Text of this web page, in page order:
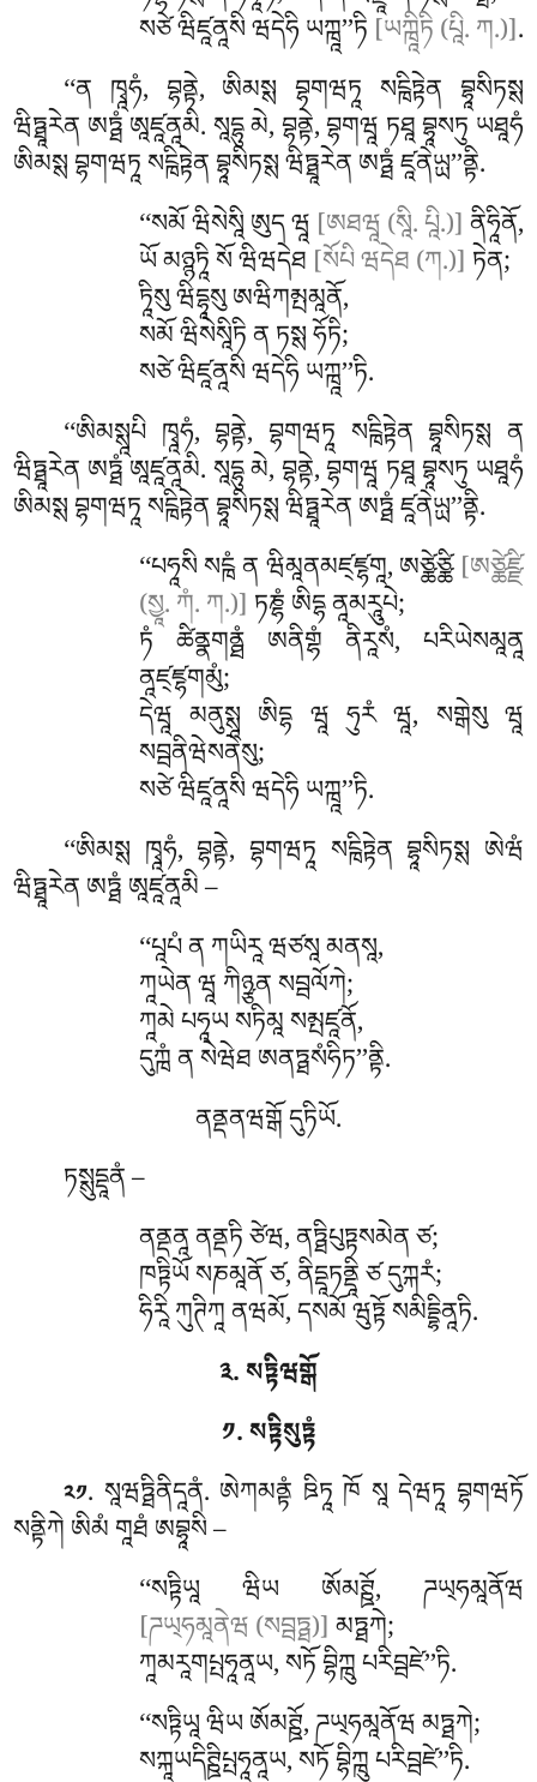
སཙེ ཝིཛཱནཱསི ཝདེཧི ཡཀྑཱ’’ཏི[ཡཀྑཱིཏི (པཱི. ཀ.)].
‘‘ན ཁྭཱཧཾ, བྷནྟེ, ཨིམསྶ བྷགཝཏཱ སངྑིཏྟེན བྷཱསིཏསྶ
ཝིཏྠཱརེན ཨཏྠཾ ཨཱཛཱནཱམི. སཱདྷུ མེ, བྷནྟེ, བྷགཝཱ ཏཐཱ བྷཱསཏུ ཡཐཱཧཾ
ཨིམསྶ བྷགཝཏཱ སངྑིཏྟེན བྷཱསིཏསྶ ཝིཏྠཱརེན ཨཏྠཾ ཛཱནེཡྻ’’ནྟི.
‘‘སམོཝིསེསཱི ཨུད ཝཱ[ཨཐཝཱ (སཱི. པཱི.)]ནིཧཱིནོ,
ཡོ མཉྙཏཱི སོ ཝིཝདེཐ[སོཔི ཝདེཐ (ཀ.)]ཏེན;
ཏཱིསུཝིདྷཱསུ ཨཝིཀམྤམཱནོ,
སམོ ཝིསེསཱིཏི ན ཏསྶ ཧོཏི;
སཙེ ཝིཛཱནཱསི ཝདེཧི ཡཀྑཱ’’ཏི.
‘‘ཨིམསྶཱཔི ཁྭཱཧཾ, བྷནྟེ, བྷགཝཏཱ སངྑིཏྟེན བྷཱསིཏསྶ ན
ཝིཏྠཱརེན ཨཏྠཾ ཨཱཛཱནཱམི. སཱདྷུ མེ, བྷནྟེ, བྷགཝཱ ཏཐཱ བྷཱསཏུ ཡཐཱཧཾ
ཨིམསྶ བྷགཝཏཱ སངྑིཏྟེན བྷཱསིཏསྶ ཝིཏྠཱརེན ཨཏྠཾ ཛཱནེཡྻ’’ནྟི.
‘‘པཧཱསི སངྑཾ ན ཝིམཱནམཛ྄ཛྷགཱ, ཨཙྪེཙྪི[ཨཙྪེཛྫི
(སྱཱ. ཀཾ. ཀ.)]ཏཎྷཾ ཨིདྷ ནཱམརཱུཔེ;
ཏཾ ཚིནྣགནྠཾ ཨནིགྷཾ ནིརཱསཾ, པརིཡེསམཱནཱ
ནཱཛ྄ཛྷགམུཾ;
དེཝཱ མནུསྶཱ ཨིདྷ ཝཱ ཧུརཾ ཝཱ, སགྒེསུ ཝཱ
སབྦནིཝེསནེསུ;
སཙེ ཝིཛཱནཱསི ཝདེཧི ཡཀྑཱ’’ཏི.
‘‘ཨིམསྶ ཁྭཱཧཾ, བྷནྟེ, བྷགཝཏཱ སངྑིཏྟེན བྷཱསིཏསྶ ཨེཝཾ
ཝིཏྠཱརེན ཨཏྠཾ ཨཱཛཱནཱམི –
‘‘པཱཔཾ ན ཀཡིརཱ ཝཙསཱ མནསཱ,
ཀཱཡེན ཝཱ ཀིཉྩན སབྦལོཀེ;
ཀཱམེ པཧཱཡ སཏིམཱ སམྤཛཱནོ,
དུཀྑཾ ན སེཝེཐ ཨནཏྠསཾཧིཏ’’ནྟི.
ནནྡནཝགྒོ དུཏིཡོ.
ཏསྶུདྡཱནཾ –
ནནྡནཱནནྡཏི ཙེཝ, ནཏྠིཔུཏྟསམེན ཙ;
ཁཏྟིཡོ སཎམཱནོ ཙ, ནིདྡཱཏནྡཱི ཙ དུཀྐརཾ;
ཧིརཱི ཀུཊིཀཱ ནཝམོ, དསམོ ཝུཏྟོ སམིདྡྷིནཱཏི.
༣. སཏྟིཝགྒོ
༡. སཏྟིསུཏྟཾ
༢༡. སཱཝཏྠིནིདཱནཾ. ཨེཀམནྟཾཋིཏཱ ཁོ སཱ དེཝཏཱ བྷགཝཏོ
སནྟིཀེ ཨིམཾ གཱཐཾ ཨབྷཱསི –
‘‘སཏྟིཡཱ ཝིཡ ཨོམཊྛོ, ཌཡ྄ཧམཱནོཝ
[ཌཡ྄ཧམཱནེཝ (སབྦཏྠ)]མཏྠཀེ;
ཀཱམརཱགཔྤཧཱནཱཡ, སཏོ བྷིཀྑུ པརིབྦཛེ’’ཏི.
‘‘སཏྟིཡཱ ཝིཡ ཨོམཊྛོ, ཌཡ྄ཧམཱནོཝ མཏྠཀེ;
སཀྐཱཡདིཊྛིཔྤཧཱནཱཡ, སཏོ བྷིཀྑུ པརིབྦཛེ’’ཏི.